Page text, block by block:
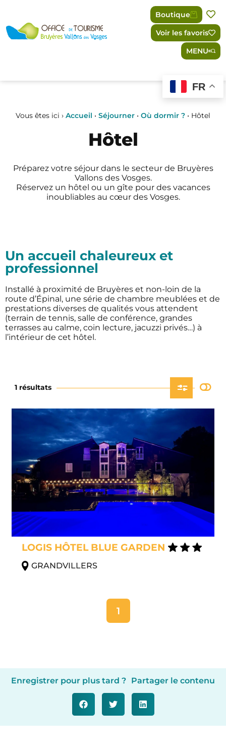
Boutique
Voir les favoris
MENU
FR
Vous êtes ici › Accueil • Séjourner • Où dormir ? • Hôtel
Hôtel
Préparez votre séjour dans le secteur de Bruyères
Vallons des Vosges.
Réservez un hôtel ou un gîte pour des vacances
inoubliables au cœur des Vosges.
Un accueil chaleureux et
professionnel
Installé à proximité de Bruyères et non-loin de la
route d’Épinal, une série de chambre meublées et de
prestations diverses de qualités vous attendent
(terrain de tennis, salle de conférence, grandes
terrasses au calme, coin lecture, jacuzzi privés…) à
l’intérieur de cet hôtel.
1 résultats
LOGIS HÔTEL BLUE GARDEN
GRANDVILLERS
1
Enregistrer pour plus tard ? Partager le contenu